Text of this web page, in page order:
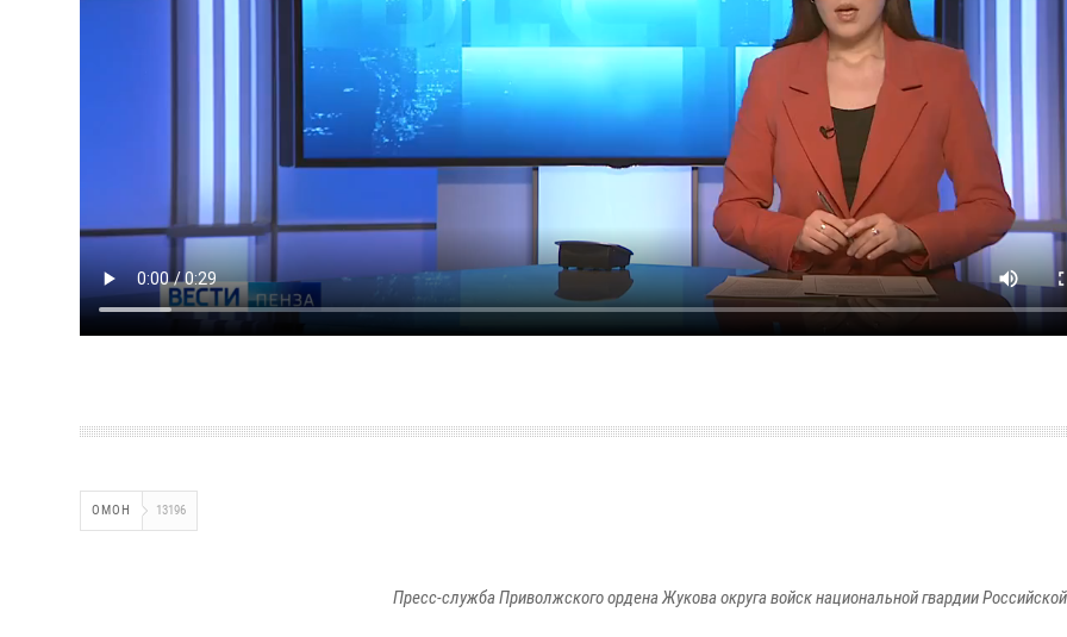
ОМОН 13196
Пресс-служба Приволжского ордена Жукова округа войск национальной гвардии